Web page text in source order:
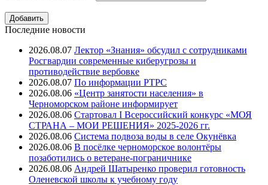
Последние новости
2026.08.07 Лектор «Знания» обсудил с сотрудниками
Росгвардии современные киберугрозы и
противодействие вербовке
2026.08.07 ⁠По информации РТРС
2026.08.06 «Центр занятости населения» в
Черноморском районе информирует
2026.08.06 Стартовал I Всероссийский конкурс «МОЯ
СТРАНА – МОИ РЕШЕНИЯ» 2025-2026 гг.
2026.08.06 Система подвоза воды в селе Окунёвка
2026.08.06 В посёлке черноморское волонтёры
позаботились о ветеране-пограничнике
2026.08.06 Андрей Шатыренко проверил готовность
Оленевской школы к учебному году